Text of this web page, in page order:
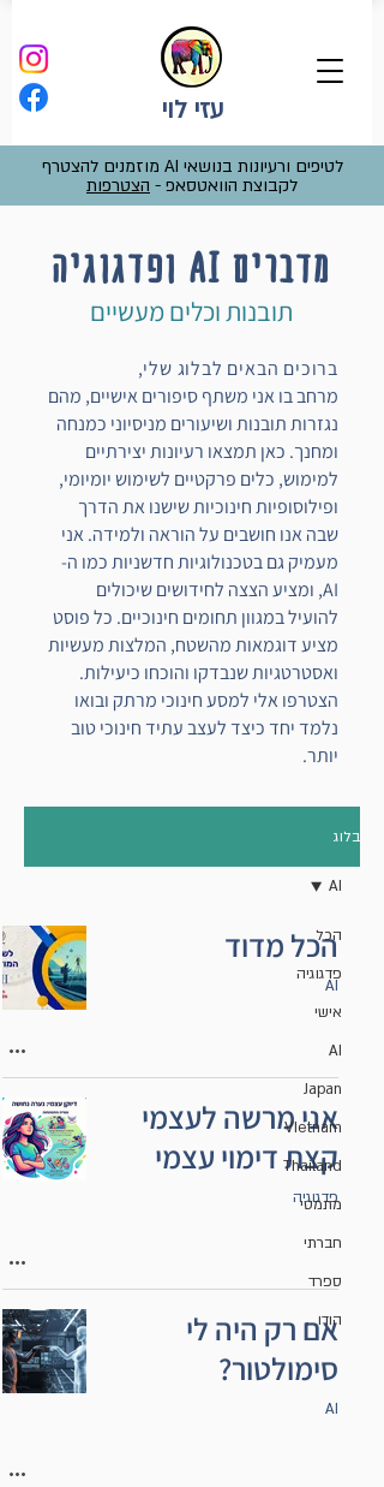
עזי לוי
לטיפים ורעיונות בנושאי AI מוזמנים להצטרף
לקבוצת הוואטסאפ - הצטרפות
מדברים AI ופדגוגיה
תובנות וכלים מעשיים
ברוכים הבאים לבלוג שלי,
מרחב בו אני משתף סיפורים אישיים, מהם
נגזרות תובנות ושיעורים מניסיוני כמנחה
ומחנך. כאן תמצאו רעיונות יצירתיים
למימוש, כלים פרקטיים לשימוש יומיומי,
ופילוסופיות חינוכיות שישנו את הדרך
שבה אנו חושבים על הוראה ולמידה. אני
מעמיק גם בטכנולוגיות חדשניות כמו ה-
AI, ומציע הצצה לחידושים שיכולים
להועיל במגוון תחומים חינוכיים. כל פוסט
מציע דוגמאות מהשטח, המלצות מעשיות
ואסטרטגיות שנבדקו והוכחו כיעילות.
הצטרפו אלי למסע חינוכי מרתק ובואו
נלמד יחד כיצד לעצב עתיד חינוכי טוב
יותר.
בלוג
הכל
פדגוגיה
אישי
AI
Japan
VIetnam
Thailand
מתמטי
חברתי
ספרד
הודו
AI
הכל מדוד
AI
אני מרשה לעצמי
קצת דימוי עצמי
פדגוגיה
אם רק היה לי
סימולטור?
AI